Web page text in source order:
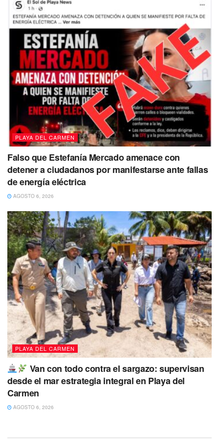
Los regidores solidarenses argumentaron su petición,
señalando que prácticamente a los cuatro fiscales los
habrían enviado “al matadero, a una misión suicida”, que
finalmente hoy se lamenta el crudo desenlace.
Tags: detenidos FGE Multihomicidio
Solidaridad
Vinculación a proceso
PLAYA DEL CARMEN
Falso que Estefanía Mercado amenace con
detener a ciudadanos por manifestarse ante fallas
de energía eléctrica
AGOSTO 6, 2026
PLAYA DEL CARMEN
Van con todo contra el sargazo: supervisan
desde el mar estrategia integral en Playa del
Carmen
AGOSTO 6, 2026